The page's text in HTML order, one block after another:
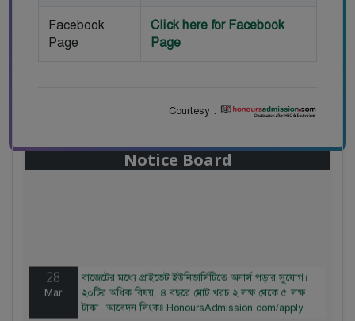
Facebook
Page
Click here for Facebook
Page
Courtesy :
Notice Board
28
Mar
বাজেটের মধ্যে প্রাইভেট ইউনিভার্সিটিতে অনার্স পড়ার সুযোগ।
২০টির অধিক বিষয়, ৪ বছরে মোট খরচ ২ লক্ষ থেকে ৫ লক্ষ
টাকা। আবেদন লিংকঃ HonoursAdmission.com/apply